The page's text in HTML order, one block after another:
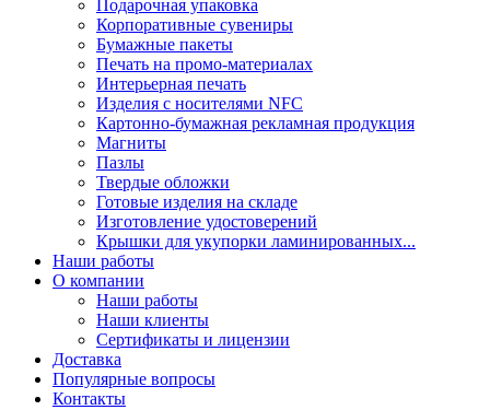
Подарочная упаковка
Корпоративные сувениры
Бумажные пакеты
Печать на промо-материалах
Интерьерная печать
Изделия с носителями NFC
Картонно-бумажная рекламная продукция
Магниты
Пазлы
Твердые обложки
Готовые изделия на складе
Изготовление удостоверений
Крышки для укупорки ламинированных...
Наши работы
О компании
Наши работы
Наши клиенты
Сертификаты и лицензии
Доставка
Популярные вопросы
Контакты